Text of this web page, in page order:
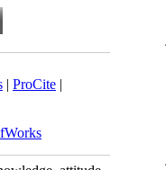
| ProCite |